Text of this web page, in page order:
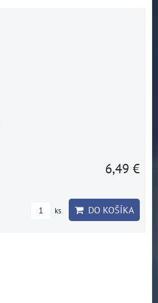
6,49 €
ks DO KOŠÍKA